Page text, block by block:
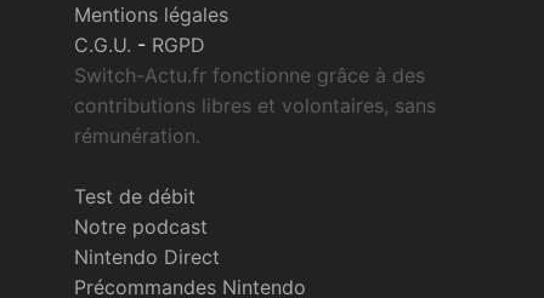
Mentions légales
C.G.U. - RGPD
Switch-Actu.fr fonctionne grâce à des
contributions libres et volontaires, sans
rémunération.
Test de débit
Notre podcast
Nintendo Direct
Précommandes Nintendo